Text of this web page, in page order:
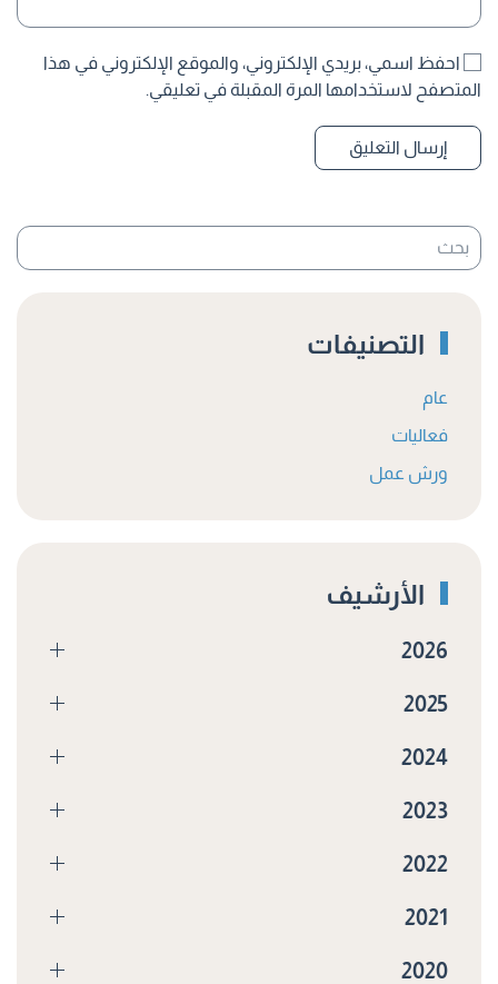
احفظ اسمي، بريدي الإلكتروني، والموقع الإلكتروني في هذا
المتصفح لاستخدامها المرة المقبلة في تعليقي.
إرسال التعليق
التصنيفات
عام
فعاليات
ورش عمل
الأرشيف
2026
2025
2024
2023
2022
2021
2020